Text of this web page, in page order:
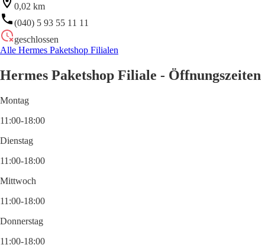
0,02 km
(040) 5 93 55 11 11
geschlossen
Alle Hermes Paketshop Filialen
Hermes Paketshop Filiale - Öffnungszeiten
Montag
11:00-18:00
Dienstag
11:00-18:00
Mittwoch
11:00-18:00
Donnerstag
11:00-18:00